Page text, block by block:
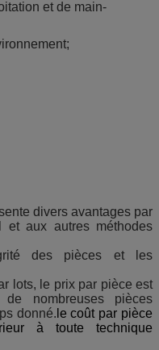
et de main-
divers avantages par
et aux autres méthodes
des pièces et les
lots, le prix par pièce est
nombreuses pièces
donné. le coût par pièce
à toute technique